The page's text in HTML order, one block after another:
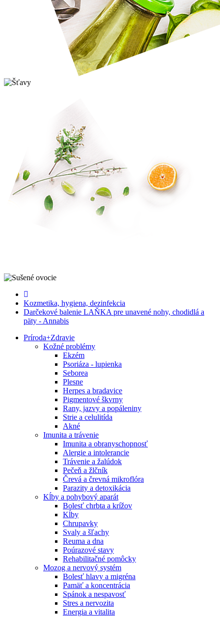
Kozmetika, hygiena, dezinfekcia
Darčekové balenie LAŇKA pre unavené nohy, chodidlá a
päty - Annabis
Príroda+Zdravie
Kožné problémy
Ekzém
Psoriáza - lupienka
Seborea
Plesne
Herpes a bradavice
Pigmentové škvrny
Rany, jazvy a popáleniny
Strie a celulitída
Akné
Imunita a trávenie
Imunita a obranyschopnosť
Alergie a intolerancie
Trávenie a žalúdok
Pečeň a žlčník
Črevá a črevná mikroflóra
Parazity a detoxikácia
Kĺby a pohybový aparát
Bolesť chrbta a krížov
Kĺby
Chrupavky
Svaly a šľachy
Reuma a dna
Poúrazové stavy
Rehabilitačné pomôcky
Mozog a nervový systém
Bolesť hlavy a migréna
Pamäť a koncentrácia
Spánok a nespavosť
Stres a nervozita
Energia a vitalita